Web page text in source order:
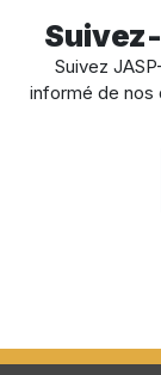
Suivez
informé de nos